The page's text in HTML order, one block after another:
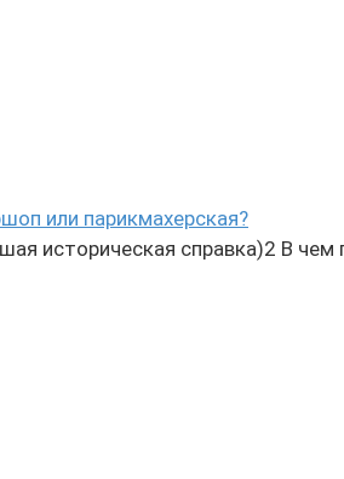
или парикмахерская?
историческая справка)2 В